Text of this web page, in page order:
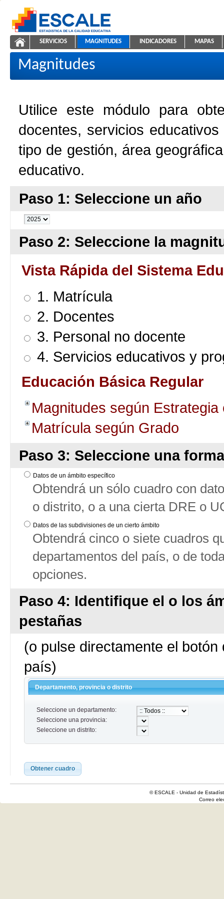
ESCALE - Unidad de Estadística Educativa
Magnitudes de la Educación
NAVEGACIÓN
SERVICIOS MAGNITUDES INDICADORES MAPAS
Magnitudes
Utilice este módulo para
docentes, servicios
tipo de gestión, área
educativo.
Paso 1: Seleccione un año
Paso 2: Seleccione la
Vista Rápida del Sistema
1. Matrícula
2. Docentes
3. Personal no docente
4. Servicios educativos y
Educación Básica Regular
Magnitudes según
Matrícula según Grado
Paso 3: Seleccione una
Datos de un ámbito específico
Obtendrá un sólo cuadro con
o distrito, o a una cierta DRE o
Datos de las subdivisiones de un cierto ámbito
Obtendrá cinco o siete cuadros
departamentos del país, o de
opciones.
Paso 4: Identifique el o los
pestañas
(o pulse directamente el
país)
Departamento, provincia o distrito
Seleccione un departamento:
Seleccione una provincia:
Seleccione un distrito:
Obtener cuadro
© ESCALE - Unidad de
Correo